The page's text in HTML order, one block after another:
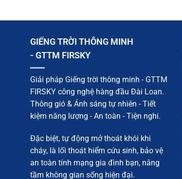
GIẾNG TRỜI THÔNG MINH
- GTTM FIRSKY
Giải pháp Giếng trời thông minh - GTTM
FIRSKY công nghệ hàng đầu Đài Loan.
Thông gió & Ánh sáng tự nhiên - Tiết
kiệm năng lượng - An toàn - Tiện nghi.
Đặc biệt, tự động mở thoát khói khi
cháy, là lối thoát hiểm cứu sinh, bảo vệ
an toàn tính mạng gia đình bạn, nâng
tầm không gian sống hiện đại.